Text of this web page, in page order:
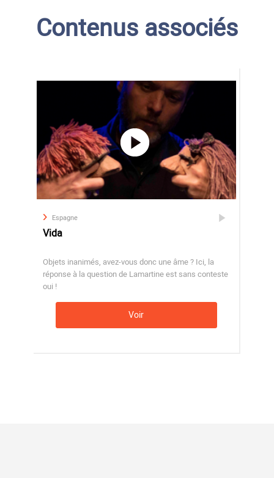
Contenus associés
Espagne
Vida
Objets inanimés, avez-vous donc une âme ? Ici, la
réponse à la question de Lamartine est sans conteste
oui !
Voir